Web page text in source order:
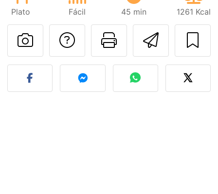
Plato Fácil 45 min 1261 Kcal
Imprimir
Preguntar al autor
Publicar la foto de esta